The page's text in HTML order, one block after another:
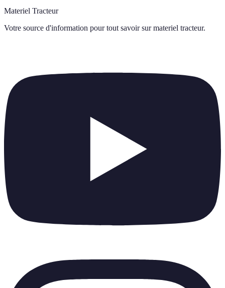
Materiel Tracteur
Votre source d'information pour tout savoir sur materiel tracteur.